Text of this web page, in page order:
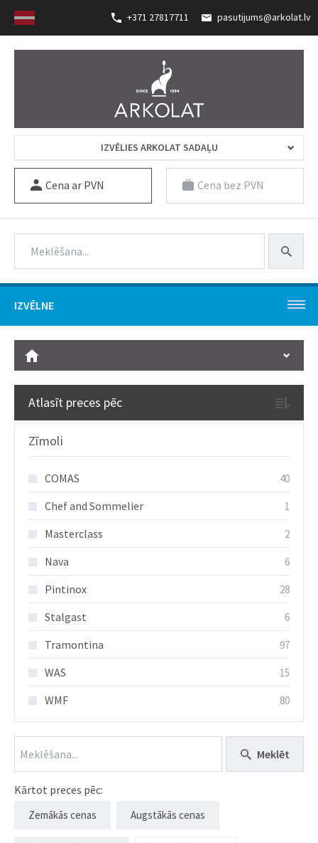
+371 27817711 pasutijums@arkolat.lv
IZVĒLIES ARKOLAT SADAĻU
Cena ar PVN Cena bez PVN
IZVĒLNE
Atlasīt preces pēc
Zīmoli
COMAS 40
Chef and Sommelier 1
Masterclass 2
Nava 6
Pintinox 28
Stalgast 6
Tramontina 97
WAS 15
WMF 80
Meklēt
Kārtot preces pēc:
Zemākās cenas Augstākās cenas